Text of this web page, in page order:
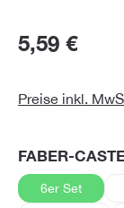
5,59 €
Preise inkl.
FABER-
6er Set